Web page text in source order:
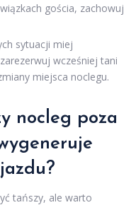
gościa, zachowuj
sytuacji miej
wcześniej tani
miejsca noclegu.
nocleg poza
tańszy, ale warto